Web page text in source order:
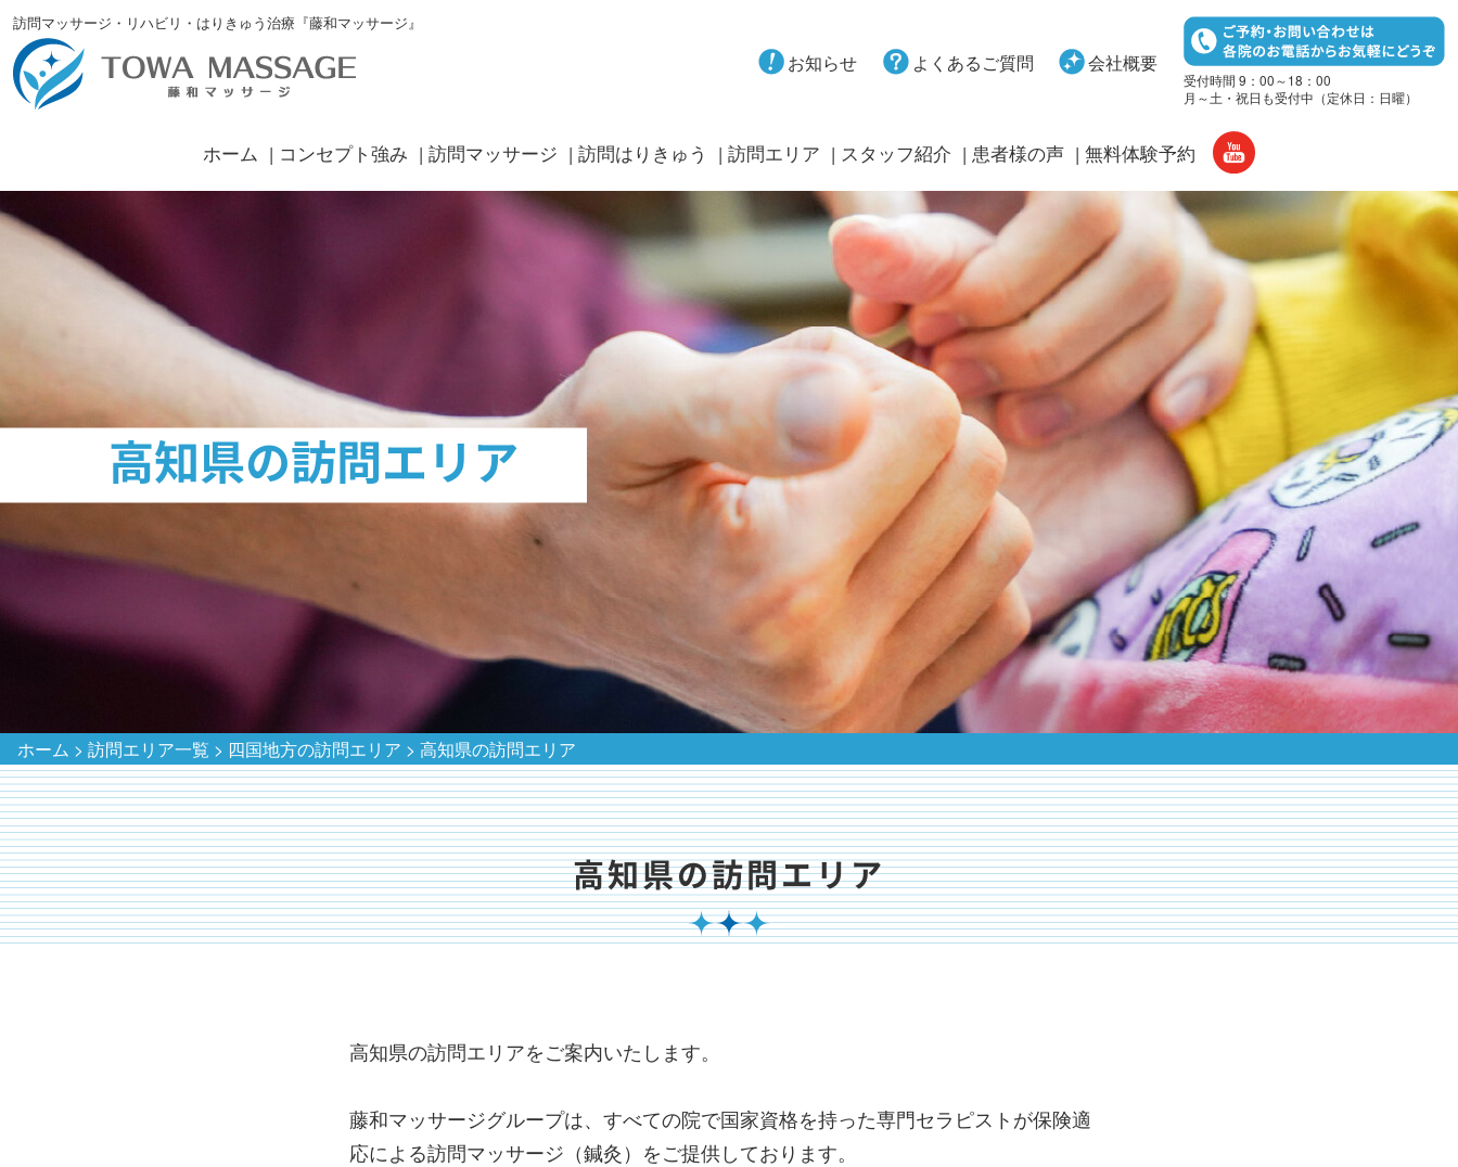
訪問マッサージ・リハビリ・はりきゅう治療『藤和マッサージ』
お知らせ よくあるご質問 会社概要
受付時間 9：00～18：00
月～土・祝日も受付中（定休日：日曜）
ホーム コンセプト強み 訪問マッサージ 訪問はりきゅう 訪問エリア スタッフ紹介 患者様の声 無料体験予約
高知県の訪問エリア
ホーム > 訪問エリア一覧 > 四国地方の訪問エリア > 高知県の訪問エリア
高知県の訪問エリア
高知県の訪問エリアをご案内いたします。
藤和マッサージグループは、すべての院で国家資格を持った専門セラピストが保険適
応による訪問マッサージ（鍼灸）をご提供しております。